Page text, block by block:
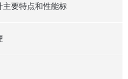
主要特点和性能标